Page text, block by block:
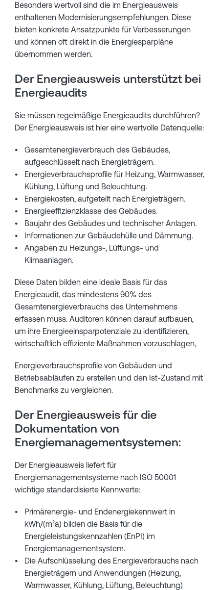
Besonders wertvoll sind die im Energieausweis
enthaltenen Modernisierungsempfehlungen. Diese
bieten konkrete Ansatzpunkte für Verbesserungen
und können oft direkt in die Energiesparpläne
übernommen werden.
Der Energieausweis unterstützt bei
Energieaudits
Sie müssen regelmäßige Energieaudits durchführen?
Der Energieausweis ist hier eine wertvolle Datenquelle:
Gesamtenergieverbrauch des Gebäudes,
aufgeschlüsselt nach Energieträgern.
Energieverbrauchsprofile für Heizung, Warmwasser,
Kühlung, Lüftung und Beleuchtung.
Energiekosten, aufgeteilt nach Energieträgern.
Energieeffizienzklasse des Gebäudes.
Baujahr des Gebäudes und technischer Anlagen.
Informationen zur Gebäudehülle und Dämmung.
Angaben zu Heizungs-, Lüftungs- und
Klimaanlagen.
Diese Daten bilden eine ideale Basis für das
Energieaudit, das mindestens 90% des
Gesamtenergieverbrauchs des Unternehmens
erfassen muss. Auditoren können darauf aufbauen,
um ihre Energieeinsparpotenziale zu identifizieren,
wirtschaftlich effiziente Maßnahmen vorzuschlagen,
Energieverbrauchsprofile von Gebäuden und
Betriebsabläufen zu erstellen und den Ist-Zustand mit
Benchmarks zu vergleichen.
Der Energieausweis für die
Dokumentation von
Energiemanagementsystemen:
Der Energieausweis liefert für
Energiemanagementsysteme nach ISO 50001
wichtige standardisierte Kennwerte:
Primärenergie- und Endenergiekennwert in
kWh/(m²a) bilden die Basis für die
Energieleistungskennzahlen (EnPI) im
Energiemanagementsystem.
Die Aufschlüsselung des Energieverbrauchs nach
Energieträgern und Anwendungen (Heizung,
Warmwasser, Kühlung, Lüftung, Beleuchtung)